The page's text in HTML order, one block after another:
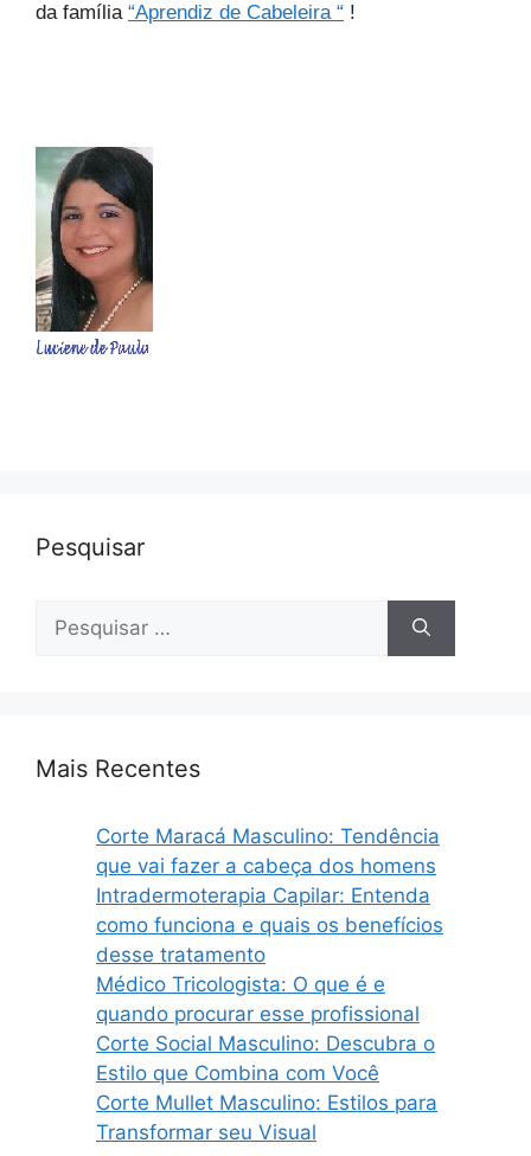
da família “Aprendiz de Cabeleira “ !
Pesquisar
por:
Mais Recentes
Corte Maracá Masculino: Tendência
que vai fazer a cabeça dos homens
Intradermoterapia Capilar: Entenda
como funciona e quais os benefícios
desse tratamento
Médico Tricologista: O que é e
quando procurar esse profissional
Corte Social Masculino: Descubra o
Estilo que Combina com Você
Corte Mullet Masculino: Estilos para
Transformar seu Visual